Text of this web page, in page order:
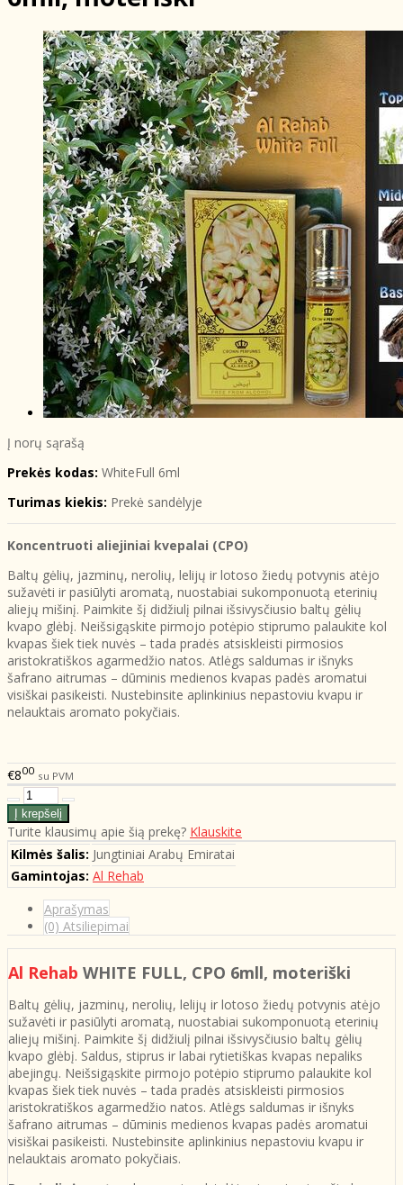
Į norų sąrašą
Prekės kodas: WhiteFull 6ml
Turimas kiekis: Prekė sandėlyje
Koncentruoti aliejiniai kvepalai (CPO)
Baltų gėlių, jazminų, nerolių, lelijų ir lotoso žiedų potvynis atėjo
sužavėti ir pasiūlyti aromatą, nuostabiai sukomponuotą eterinių
aliejų mišinį. Paimkite šį didžiulį pilnai išsivysčiusio baltų gėlių
kvapo glėbį. Neišsigąskite pirmojo potėpio stiprumo palaukite kol
kvapas šiek tiek nuvės – tada pradės atsiskleisti pirmosios
aristokratiškos agarmedžio natos. Atlėgs saldumas ir išnyks
šafrano aitrumas – dūminis medienos kvapas padės aromatui
visiškai pasikeisti. Nustebinsite aplinkinius nepastoviu kvapu ir
nelauktais aromato pokyčiais.
€800 su PVM
Turite klausimų apie šią prekę? Klauskite
Kilmės šalis: Jungtiniai Arabų Emiratai
Gamintojas: Al Rehab
Aprašymas
(0) Atsiliepimai
Al Rehab WHITE FULL, CPO 6mll, moteriški
Baltų gėlių, jazminų, nerolių, lelijų ir lotoso žiedų potvynis atėjo
sužavėti ir pasiūlyti aromatą, nuostabiai sukomponuotą eterinių
aliejų mišinį. Paimkite šį didžiulį pilnai išsivysčiusio baltų gėlių
kvapo glėbį. Saldus, stiprus ir labai rytietiškas kvapas nepaliks
abejingų. Neišsigąskite pirmojo potėpio stiprumo palaukite kol
kvapas šiek tiek nuvės – tada pradės atsiskleisti pirmosios
aristokratiškos agarmedžio natos. Atlėgs saldumas ir išnyks
šafrano aitrumas – dūminis medienos kvapas padės aromatui
visiškai pasikeisti. Nustebinsite aplinkinius nepastoviu kvapu ir
nelauktais aromato pokyčiais.